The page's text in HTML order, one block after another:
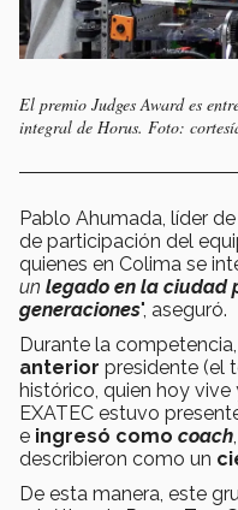
El premio Judges Award es
integral de Horus. Foto:
Pablo Ahumada, líder
de participación del
quienes en Colima se
un legado en la ciudad
generaciones", aseguró.
Durante la
anterior presidente (el
histórico, quien hoy vive
EXATEC estuvo
e ingresó como coach
describieron como un
De esta manera, este